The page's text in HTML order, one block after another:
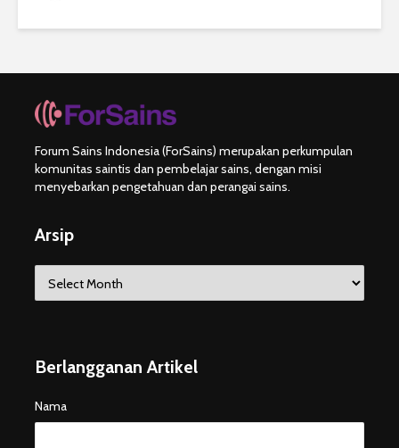
Forum Sains Indonesia (ForSains) merupakan perkumpulan
komunitas saintis dan pembelajar sains, dengan misi
menyebarkan pengetahuan dan perangai sains.
Arsip
Berlangganan Artikel
Nama